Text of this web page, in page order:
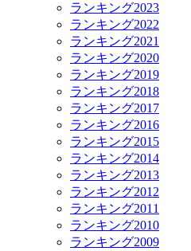
ランキング2023
ランキング2022
ランキング2021
ランキング2020
ランキング2019
ランキング2018
ランキング2017
ランキング2016
ランキング2015
ランキング2014
ランキング2013
ランキング2012
ランキング2011
ランキング2010
ランキング2009